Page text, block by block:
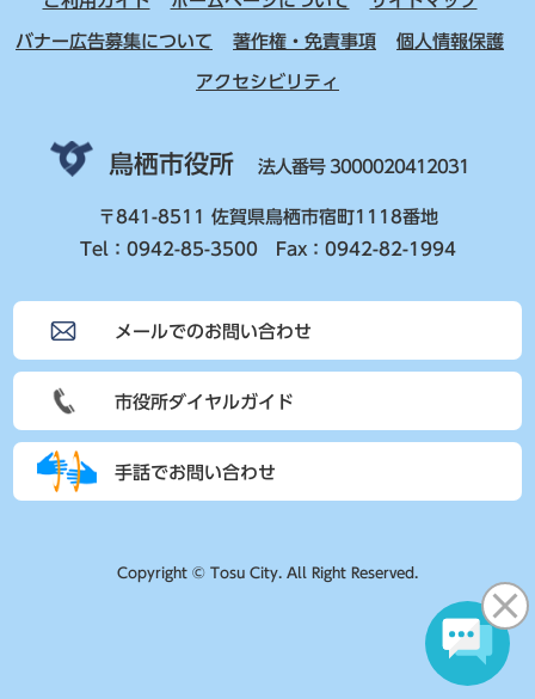
バナー広告募集について 著作権・免責事項 個人情報保護
アクセシビリティ
鳥栖市役所 法人番号 3000020412031
〒841-8511 佐賀県鳥栖市宿町1118番地
Tel：0942-85-3500 Fax：0942-82-1994
メールでのお問い合わせ
市役所ダイヤルガイド
手話でお問い合わせ
Copyright © Tosu City. All Right Reserved.